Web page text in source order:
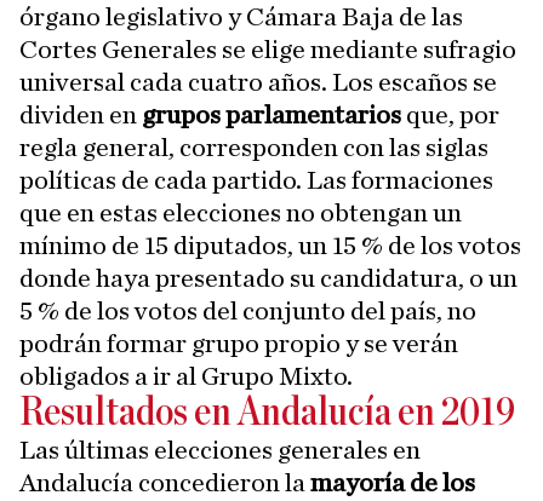
órgano legislativo y Cámara Baja de las
Cortes Generales se elige mediante sufragio
universal cada cuatro años. Los escaños se
dividen en grupos parlamentarios que, por
regla general, corresponden con las siglas
políticas de cada partido. Las formaciones
que en estas elecciones no obtengan un
mínimo de 15 diputados, un 15 % de los votos
donde haya presentado su candidatura, o un
5 % de los votos del conjunto del país, no
podrán formar grupo propio y se verán
obligados a ir al Grupo Mixto.
Resultados en Andalucía en 2019
Las últimas elecciones generales en
Andalucía concedieron la mayoría de los